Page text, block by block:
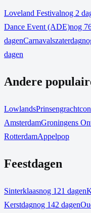
Loveland Festivalnog 2
Dance Event (ADE)nog
dagenCarnavalszaterdag
dagen
Andere
Lowlands
AmsterdamGroningens
RotterdamAppelpop
Feestdagen
Sinterklaasnog 121 dagen
Kerstdagnog 142 dagen